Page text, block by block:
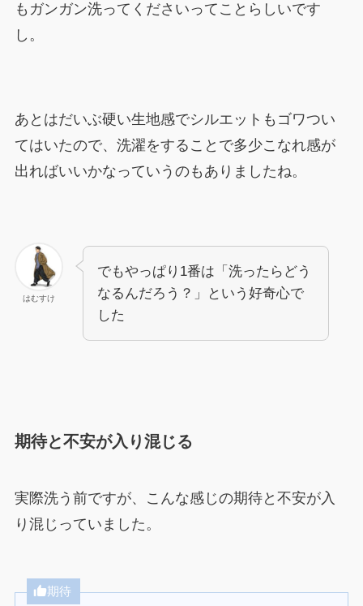
もガンガン洗ってくださいってことらしいです
し。
あとはだいぶ硬い生地感でシルエットもゴワつい
てはいたので、洗濯をすることで多少こなれ感が
出ればいいかなっていうのもありましたね。
はむすけ
でもやっぱり1番は「洗ったらどう
なるんだろう？」という好奇心で
した
期待と不安が入り混じる
実際洗う前ですが、こんな感じの期待と不安が入
り混じっていました。
期待